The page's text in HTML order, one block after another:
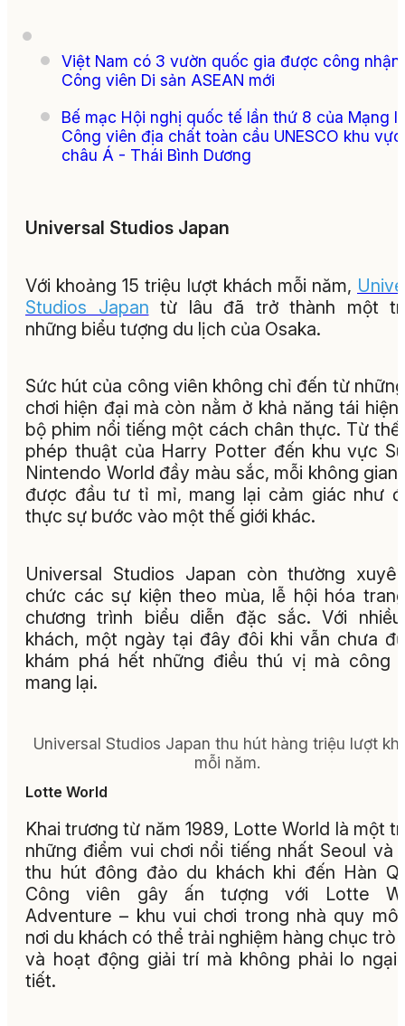
Việt Nam có 3 vườn quốc gia được công nhận
Công viên Di sản ASEAN mới
Bế mạc Hội nghị quốc tế lần thứ 8 của Mạng
Công viên địa chất toàn cầu UNESCO khu vực
châu Á - Thái Bình Dương
Universal Studios Japan
Với khoảng 15 triệu lượt khách mỗi năm,
Studios Japan từ lâu đã trở thành một
những biểu tượng du lịch của Osaka.
Sức hút của công viên không chỉ đến từ
chơi hiện đại mà còn nằm ở khả năng tái hiện
bộ phim nổi tiếng một cách chân thực. Từ thế
phép thuật của Harry Potter đến khu vực
Nintendo World đầy màu sắc, mỗi không gian
được đầu tư tỉ mỉ, mang lại cảm giác như
thực sự bước vào một thế giới khác.
Universal Studios Japan còn thường
chức các sự kiện theo mùa, lễ hội hóa
chương trình biểu diễn đặc sắc. Với
khách, một ngày tại đây đôi khi vẫn chưa
khám phá hết những điều thú vị mà công
mang lại.
Universal Studios Japan thu hút hàng triệu lượt
mỗi năm.
Lotte World
Khai trương từ năm 1989, Lotte World là một
những điểm vui chơi nổi tiếng nhất Seoul và
thu hút đông đảo du khách khi đến Hàn
Công viên gây ấn tượng với Lotte
Adventure – khu vui chơi trong nhà quy mô
nơi du khách có thể trải nghiệm hàng chục trò
và hoạt động giải trí mà không phải lo ngại
tiết.